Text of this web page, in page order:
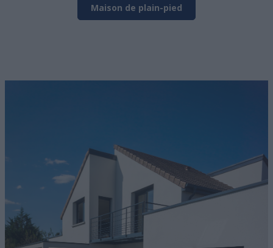
Maison de plain-pied